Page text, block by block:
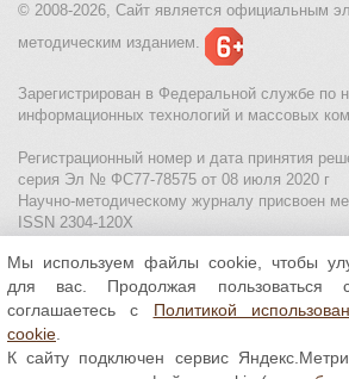
© 2008-2026, Сайт является официальным
методическим изданием.
Зарегистрирован в Федеральной службе по
информационных технологий и массовых
Регистрационный номер и дата принятия
серия Эл № ФС77-78575 от 08 июля 2020 г
Научно-методическому журналу присвоен
ISSN 2304-120X
МЦИТО|Школьные олимпиады и онлайн
Политика использования файлов cookie|
защиты персональных данных
Все материалы доступны по
Commons С указанием авторства 4.0
Мы используем файлы cookie, чтобы
для вас. Продолжая пользоваться
соглашаетесь с Политикой
cookie
К сайту подключен сервис